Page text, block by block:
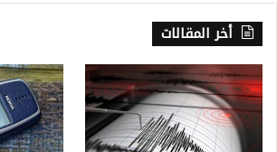
أخر المقالات